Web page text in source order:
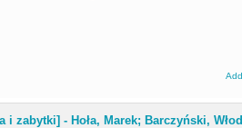
i zabytki] - Hoła, Marek; Barczyński,